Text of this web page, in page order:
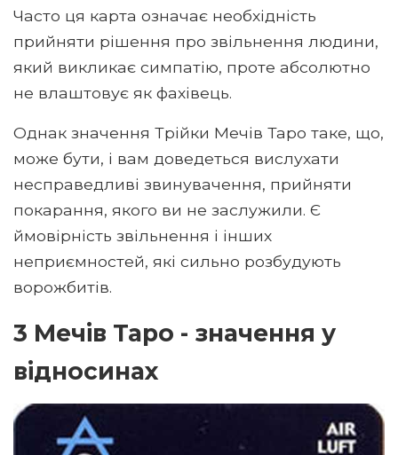
Часто ця карта означає необхідність
прийняти рішення про звільнення людини,
який викликає симпатію, проте абсолютно
не влаштовує як фахівець.
Однак значення Трійки Мечів Таро таке, що,
може бути, і вам доведеться вислухати
несправедливі звинувачення, прийняти
покарання, якого ви не заслужили. Є
ймовірність звільнення і інших
неприємностей, які сильно розбудують
ворожбитів.
3 Мечів Таро - значення у
відносинах